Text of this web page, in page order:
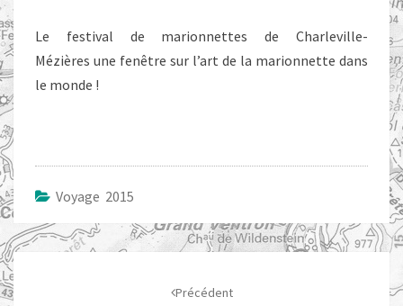
Le festival de marionnettes de Charleville-
Mézières une fenêtre sur l’art de la marionnette dans
le monde !
Voyage 2015
Navigation
d'article
Précédent